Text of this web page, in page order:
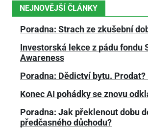
NEJNOVĚJŠÍ ČLÁNKY
Poradna: Strach ze zkušební
Investorská lekce z pádu fondu
Awareness
Poradna: Dědictví bytu.
Konec AI pohádky se znovu
Poradna: Jak překlenout dobu
předčasného důchodu?